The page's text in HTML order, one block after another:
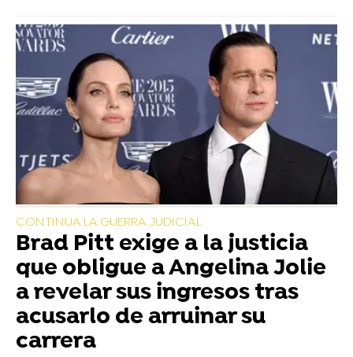
CONTINUA LA GUERRA JUDICIAL
Brad Pitt exige a la justicia
que obligue a Angelina Jolie
a revelar sus ingresos tras
acusarlo de arruinar su
carrera